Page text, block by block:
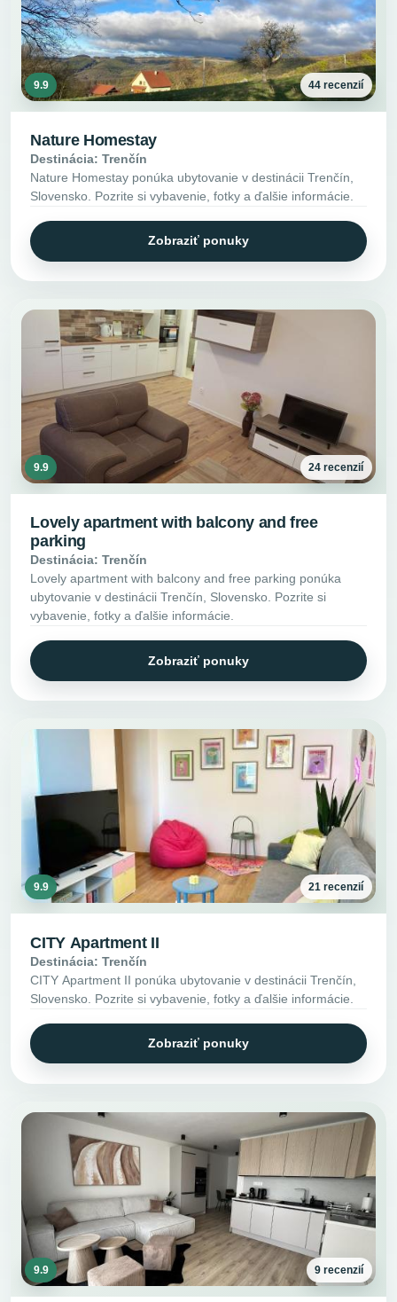
9.9 44 recenzií
Nature Homestay
Destinácia: Trenčín
Nature Homestay ponúka ubytovanie v destinácii Trenčín,
Slovensko. Pozrite si vybavenie, fotky a ďalšie informácie.
Zobraziť ponuky
9.9 24 recenzií
Lovely apartment with balcony and free
parking
Destinácia: Trenčín
Lovely apartment with balcony and free parking ponúka
ubytovanie v destinácii Trenčín, Slovensko. Pozrite si
vybavenie, fotky a ďalšie informácie.
Zobraziť ponuky
9.9 21 recenzií
CITY Apartment II
Destinácia: Trenčín
CITY Apartment II ponúka ubytovanie v destinácii Trenčín,
Slovensko. Pozrite si vybavenie, fotky a ďalšie informácie.
Zobraziť ponuky
9.9 9 recenzií